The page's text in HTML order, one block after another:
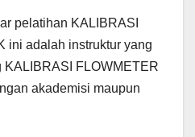
pelatihan KALIBRASI
ini adalah instruktur yang
KALIBRASI FLOWMETER
akademisi maupun